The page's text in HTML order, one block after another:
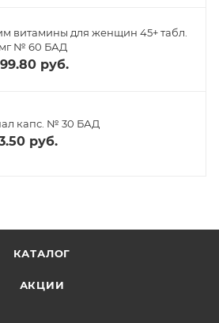
витамины для женщин 45+ табл.
мг № 60 БАД
руб.
капс. № 30 БАД
руб.
КАТАЛОГ
АКЦИИ